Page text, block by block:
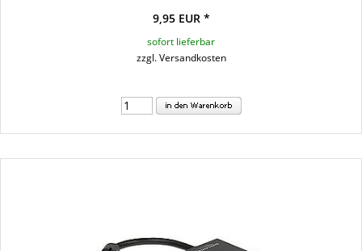
9,95 EUR *
sofort lieferbar
zzgl. Versandkosten